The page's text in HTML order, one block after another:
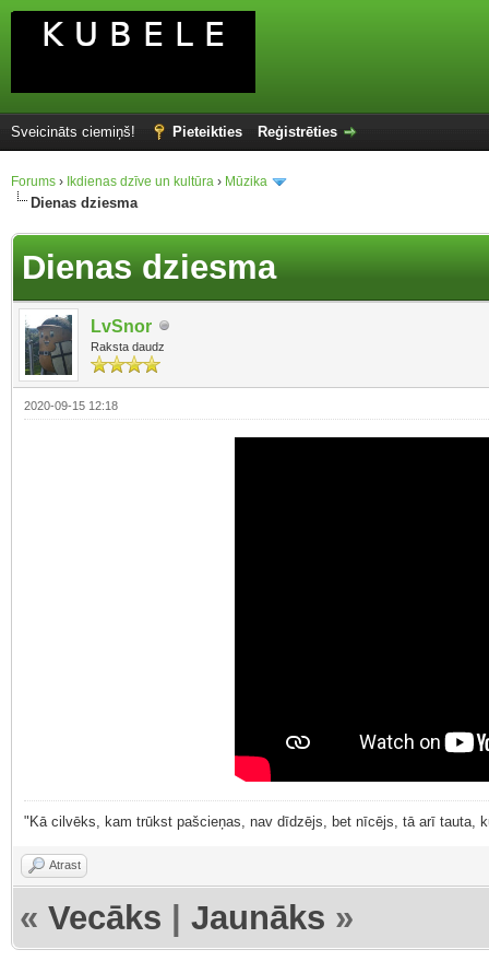
Sveicināts ciemiņš! Pieteikties Reģistrēties
Forums › Ikdienas dzīve un kultūra › Mūzika
Dienas dziesma
Dienas dziesma
LvSnor
Raksta daudz
2020-09-15 12:18
"Kā cilvēks, kam trūkst pašcieņas, nav dīdzējs, bet nīcējs, tā arī tauta,
Atrast
« Vecāks Jaunāks »